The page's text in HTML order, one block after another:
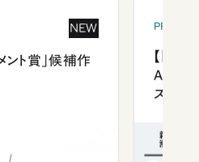
NEW
ント賞」候補作
【「新
ズプレ